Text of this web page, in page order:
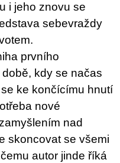
i jeho znovu se
sebevraždy
prvního
kdy se načas
ke končícímu hnutí
nové
nad
skoncovat se všemi
autor jinde říká